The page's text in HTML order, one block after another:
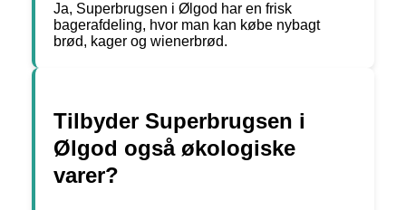
Ja, Superbrugsen i Ølgod har en frisk
bagerafdeling, hvor man kan købe nybagt
brød, kager og wienerbrød.
Tilbyder Superbrugsen i
Ølgod også økologiske
varer?